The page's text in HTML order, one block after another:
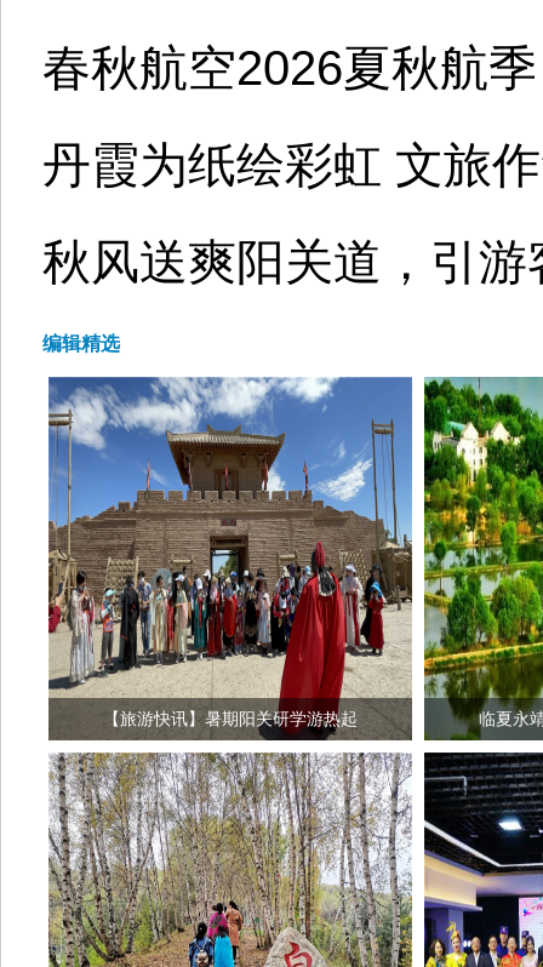
春秋航空2026夏秋航
丹霞为纸绘彩虹 文旅
秋风送爽阳关道，引游
编辑精选
【旅游快讯】暑期阳关研学游热起 临夏永